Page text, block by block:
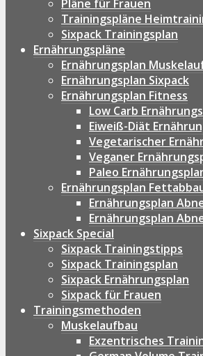
Pläne für Frauen
Trainingspläne
Sixpack Trainingsplan
Ernährungspläne
Ernährungsplan
Ernährungsplan Sixpack
Ernährungsplan Fitness
Low Carb
Eiweiß-Diät
Vegetarischer
Veganer
Paleo
Ernährungsplan
Ernährungsplan
Ernährungsplan
Sixpack Special
Sixpack Trainingstipps
Sixpack Trainingsplan
Sixpack Ernährungsplan
Sixpack für Frauen
Trainingsmethoden
Muskelaufbau
Exzentrisches